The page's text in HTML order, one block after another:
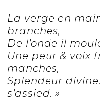
La verge en
branches,
De l’onde il
Une peur & voix
manches,
Splendeur
s’assied. »